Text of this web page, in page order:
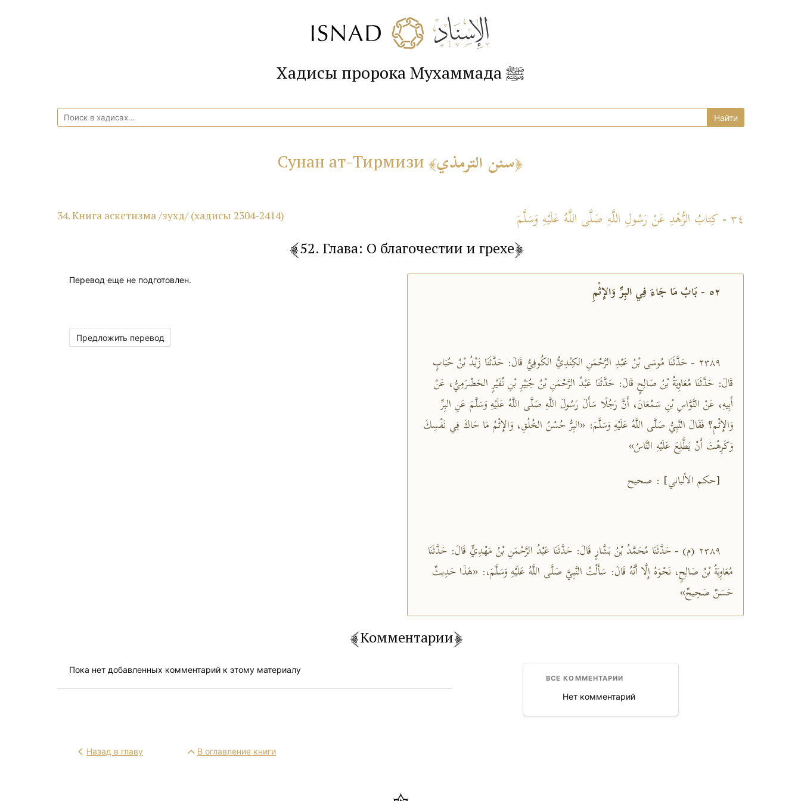
Хадисы пророка Мухаммада ﷺ
Сунан ат-Тирмизи سنن الترمذي
34. Книга аскетизма /зухд/ (хадисы 2304-2414) ٣٤ - كِتابُ الزُّهْدِ عَنْ رَسُولِ اللَّهِ صَلَّى اللَّهُ عَلَيْهِ وَسَلَّمَ
52. Глава: О благочестии и грехе
Перевод еще не подготовлен.
Предложить перевод
٥٢ - بَابُ مَا جَاءَ فِي البِرِّ وَالإِثْمِ
٢٣٨٩ - حَدَّثَنَا مُوسَى بْنُ عَبْدِ الرَّحْمَنِ الكِنْدِيُّ الكُوفِيُّ قَالَ: حَدَّثَنَا زَيْدُ بْنُ حُبَابٍ
قَالَ: حَدَّثَنَا مُعَاوِيَةُ بْنُ صَالِحٍ قَالَ: حَدَّثَنَا عَبْدُ الرَّحْمَنِ بْنُ جُبَيْرِ بْنِ نُفَيْرٍ الحَضْرَمِيُّ، عَنْ
أَبِيهِ، عَنْ النَّوَّاسِ بْنِ سَمْعَانَ، أَنَّ رَجُلًا سَأَلَ رَسُولَ اللَّهِ صَلَّى اللَّهُ عَلَيْهِ وَسَلَّمَ عَنِ البِرِّ
وَالإِثْمِ؟ فَقَالَ النَّبِيُّ صَلَّى اللَّهُ عَلَيْهِ وَسَلَّمَ: «البِرُّ حُسْنُ الخُلُقِ، وَالإِثْمُ مَا حَاكَ فِي نَفْسِكَ
وَكَرِهْتَ أَنْ يَطَّلِعَ عَلَيْهِ النَّاسُ»
[حكم الألباني] : صحيح
٢٣٨٩ (م) - حَدَّثَنَا مُحَمَّدُ بْنُ بَشَّارٍ قَالَ: حَدَّثَنَا عَبْدُ الرَّحْمَنِ بْنُ مَهْدِيٍّ قَالَ: حَدَّثَنَا
مُعَاوِيَةُ بْنُ صَالِحٍ، نَحْوَهُ إِلَّا أَنَّهُ قَالَ: سَأَلْتُ النَّبِيَّ صَلَّى اللَّهُ عَلَيْهِ وَسَلَّمَ،: «هَذَا حَدِيثٌ
حَسَنٌ صَحِيحٌ»
Комментарии
Пока нет добавленных комментарий к этому материалу
ВСЕ КОММЕНТАРИИ
Нет комментарий
Назад в главу В оглавление книги